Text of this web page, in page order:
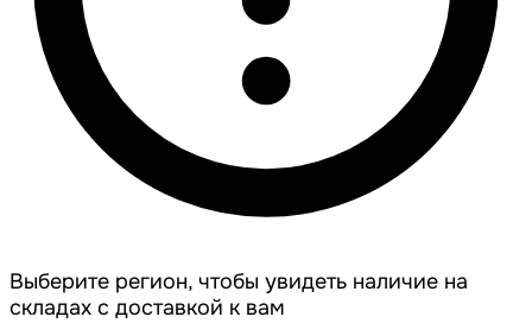
Выберите регион, чтобы увидеть наличие на
складах с доставкой к вам